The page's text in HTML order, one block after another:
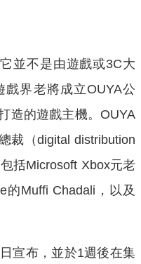
並不是由遊戲或3C大
界老將成立OUYA公
造的遊戲主機。OUYA
裁（digital distribution
括Microsoft Xbox元老
的Muffi Chadali，以及
宣布，並於1週後在集